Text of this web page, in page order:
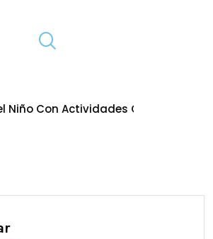
Gratuitas Para Toda La Familia